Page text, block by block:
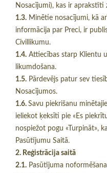
Nosacījumi), kas ir aprakstīti
1.3. Minētie nosacījumi, kā
informācija par Preci, ir
Civillikumu.
1.4. Attiecības starp Klientu
likumdošana.
1.5. Pārdevējs patur sev
Nosacījumos.
1.6. Savu piekrišanu
ieliekot ķeksīti pie «Es
nospiežot pogu «Turpināt»,
Pasūtījumu Saitā.
2. Reģistrācija saitā
2.1. Pasūtījuma